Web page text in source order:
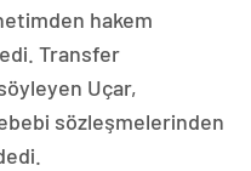
hakem
Transfer
Uçar,
sözleşmelerinden